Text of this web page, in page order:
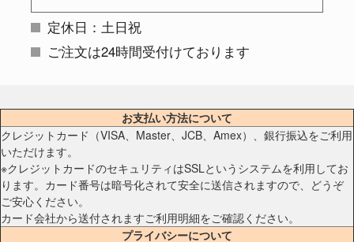
定休日：土日祝
ご注文は24時間受付けております
お支払い方法について
クレジットカード（VISA、Master、JCB、Amex）、銀行振込をご利用
いただけます。
※クレジットカードのセキュリティはSSLというシステムを利用してお
ります。カード番号は暗号化されて安全に送信されますので、どうぞ
ご安心ください。
カード会社から送付されますご利用明細をご確認ください。
プライバシーについて